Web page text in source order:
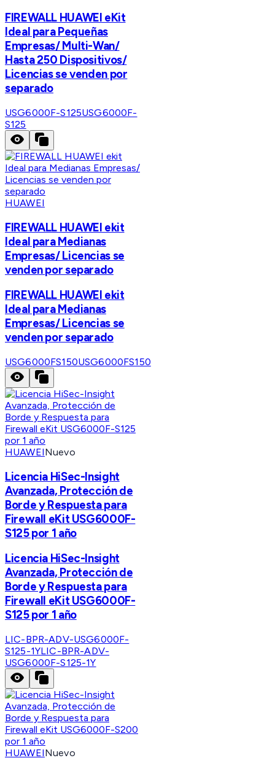
FIREWALL HUAWEI eKit
Ideal para Pequeñas
Empresas/ Multi-Wan/
Hasta 250 Dispositivos/
Licencias se venden por
separado
USG6000F-S125USG6000F-
S125
HUAWEI
FIREWALL HUAWEI ekit
Ideal para Medianas
Empresas/ Licencias se
venden por separado
FIREWALL HUAWEI ekit
Ideal para Medianas
Empresas/ Licencias se
venden por separado
USG6000FS150USG6000FS150
HUAWEINuevo
Licencia HiSec-Insight
Avanzada, Protección de
Borde y Respuesta para
Firewall eKit USG6000F-
S125 por 1 año
Licencia HiSec-Insight
Avanzada, Protección de
Borde y Respuesta para
Firewall eKit USG6000F-
S125 por 1 año
LIC-BPR-ADV-USG6000F-
S125-1YLIC-BPR-ADV-
USG6000F-S125-1Y
HUAWEINuevo